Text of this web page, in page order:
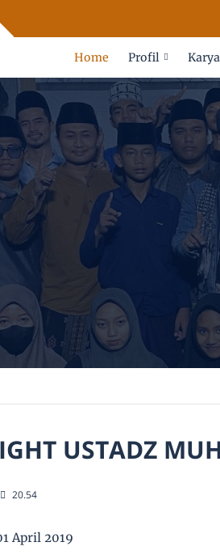
Home Profil
USTADZ
20.54
April 2019